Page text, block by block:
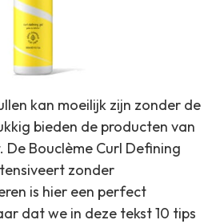
kan moeilijk zijn zonder de
bieden de producten van
De Bouclème Curl Defining
zonder
is hier een perfect
dat we in deze tekst 10 tips